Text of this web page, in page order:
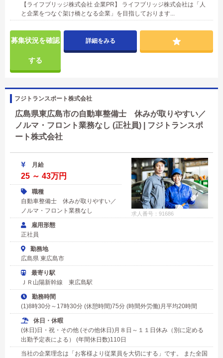
【ライフブリッジ株式会社 企業PR】 ライフブリッジ株式会社は「人
と企業をつなぐ架け橋となる企業」を目指しております...
募集状況を確認
する
詳細をみる
フジトランスポート株式会社
広島県東広島市の自動車整備士 休みが取りやすい／
ノルマ・フロント業務なし (正社員) | フジトランスポ
ート株式会社
求人番号：91686
月給
25 ～ 43万円
職種
自動車整備士 休みが取りやすい／
ノルマ・フロント業務なし
雇用形態
正社員
勤務地
広島県 東広島市
最寄り駅
ＪＲ山陽新幹線 東広島駅
勤務時間
(1)8時30分～17時30分 (休憩時間)75分 (時間外労働)月平均20時間
休日・休暇
(休日)日・祝・その他 (その他休日)月８日～１１日休み（別に定める
出勤予定表による） (年間休日数)110日
当社の企業理念は「お客様より従業員を大切にする」です。 また全国